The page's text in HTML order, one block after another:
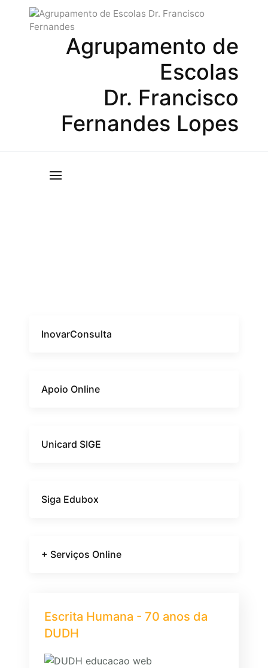
Agrupamento de
Escolas
Dr. Francisco
Fernandes Lopes
InovarConsulta
Apoio Online
Unicard SIGE
Siga Edubox
+ Serviços Online
Escrita Humana - 70 anos da
DUDH